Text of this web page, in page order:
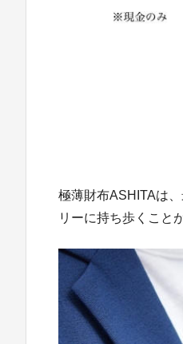
極薄財布ASHITAは
リーに持ち歩くこと